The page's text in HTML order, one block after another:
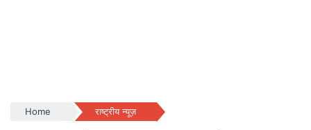
Home राष्ट्रीय न्यूज़